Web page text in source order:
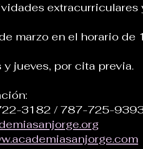
extracurriculares
marzo en el horario de
jueves, por cita previa.
3182 / 787-725-